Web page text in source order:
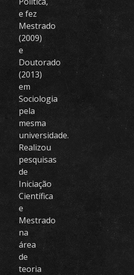
e fez
Mestrado
(2009)
e
Doutorado
(2013)
em
Sociologia
pela
mesma
universidade.
Realizou
pesquisas
de
Iniciação
Científica
e
Mestrado
na
área
de
teoria